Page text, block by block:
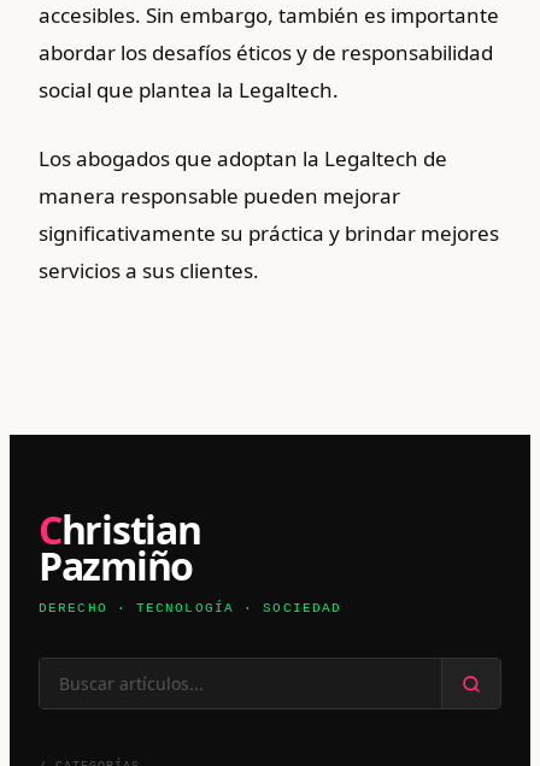
accesibles. Sin embargo, también es importante
abordar los desafíos éticos y de responsabilidad
social que plantea la Legaltech.
Los abogados que adoptan la Legaltech de
manera responsable pueden mejorar
significativamente su práctica y brindar mejores
servicios a sus clientes.
Christian
Pazmiño
DERECHO · TECNOLOGÍA · SOCIEDAD